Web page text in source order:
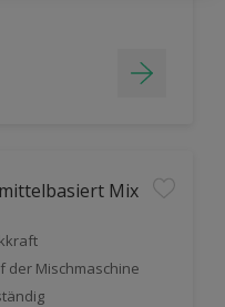
Mix
der Mischmaschine